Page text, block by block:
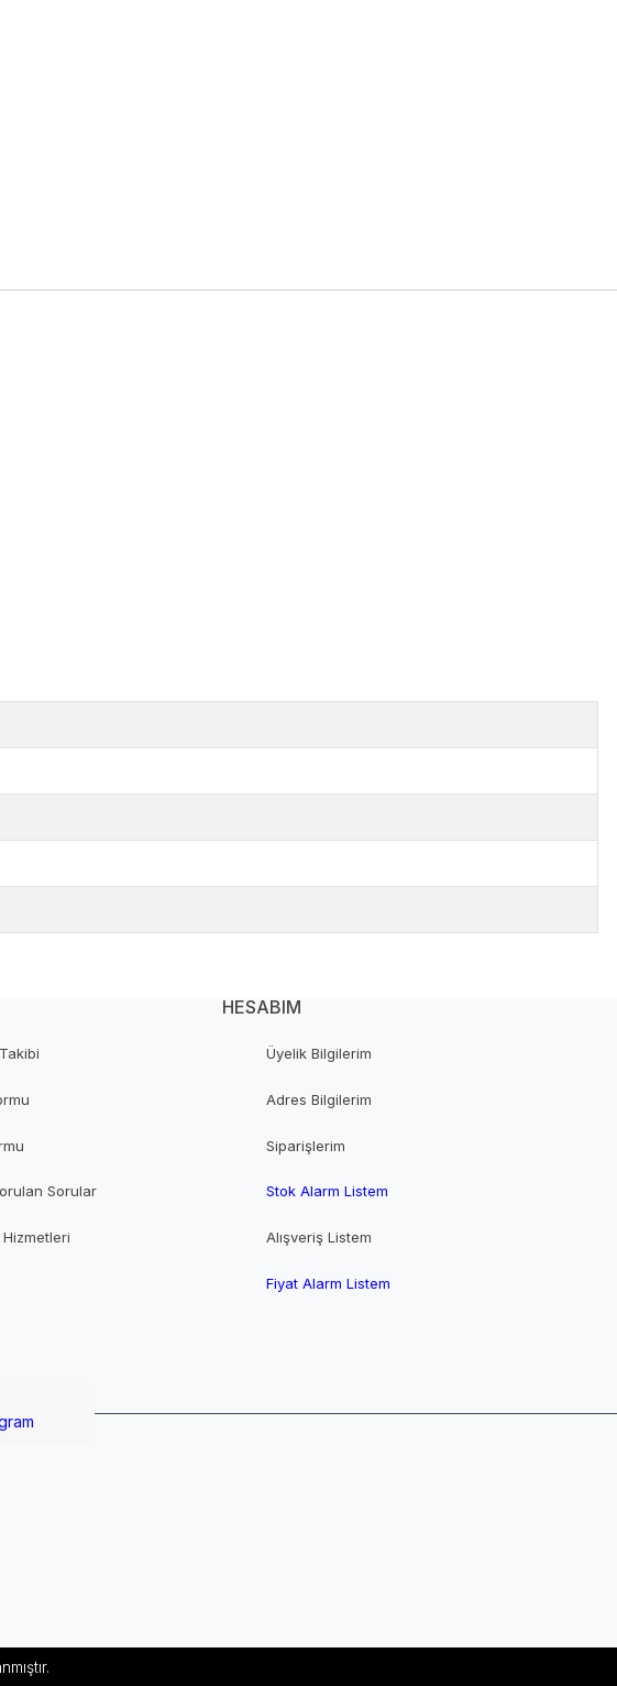
Sorular
HESABIM
Üyelik Bilgilerim
Adres Bilgilerim
Siparişlerim
Stok Alarm Listem
Alışveriş Listem
Fiyat Alarm Listem